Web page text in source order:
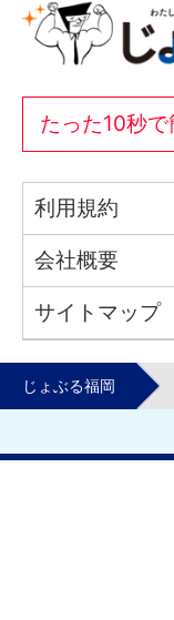
たった10秒で
利用規約
会社概要
サイトマップ
じょぶる福岡